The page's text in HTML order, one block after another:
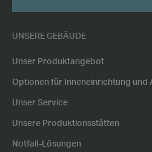
UNSERE GEBÄUDE
Unser Produktangebot
Optionen für Inneneinrichtung und
Unser Service
Unsere Produktionsstätten
Notfall-Lösungen
POSTCODE